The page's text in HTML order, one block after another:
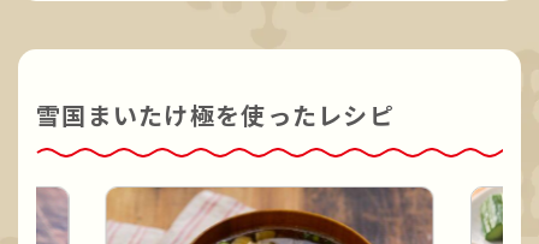
雪国まいたけ極を使ったレシピ